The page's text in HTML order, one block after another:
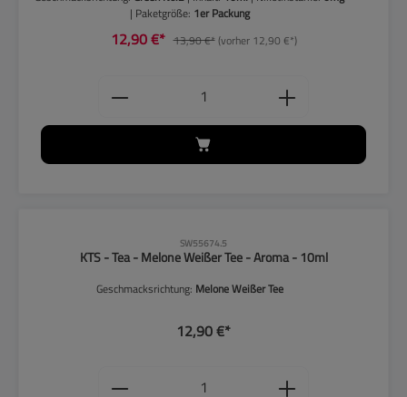
| Paketgröße: 1er Packung
12,90 €* 13,90 €*(vorher 12,90 €*)
Produkt Anzahl: Gib den
SW55674.5
KTS - Tea - Melone Weißer Tee - Aroma - 10ml
Geschmacksrichtung: Melone Weißer Tee
12,90 €*
Produkt Anzahl: Gib den